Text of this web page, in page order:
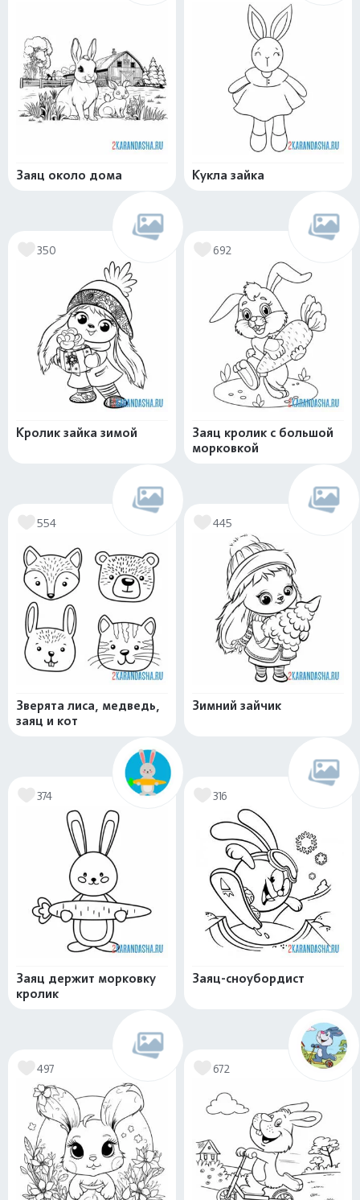
Заяц около дома Кукла зайка
350
Кролик зайка зимой
692
Заяц кролик с большой
морковкой
554
Зверята лиса, медведь,
заяц и кот
445
Зимний зайчик
374
Заяц держит морковку
кролик
316
Заяц-сноубордист
497 672